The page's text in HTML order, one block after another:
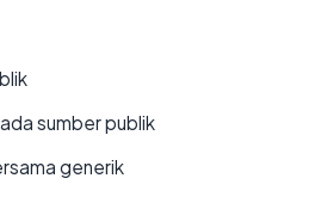
sumber publik
generik